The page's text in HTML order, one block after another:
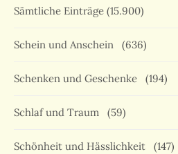
Sämtliche Einträge (15.900)
Schein und Anschein (636)
Schenken und Geschenke (194)
Schlaf und Traum (59)
Schönheit und Hässlichkeit (147)